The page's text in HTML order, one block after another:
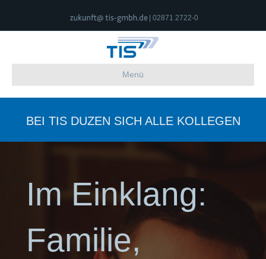
| 02871 2722-0
Menü
BEI TIS DUZEN SICH ALLE KOLLEGEN
Im Einklang:
Familie,